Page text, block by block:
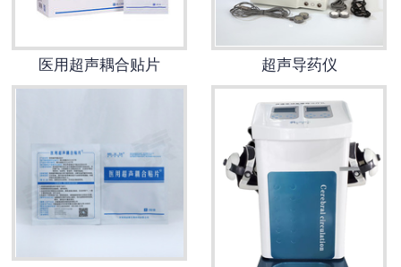
医用超声耦合贴片 超声导药仪